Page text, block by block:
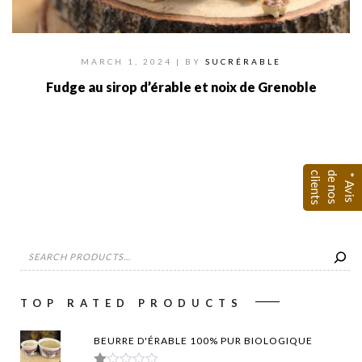
*
A
v
i
s
d e
n
o
s
c l
i
e
n
t
s
MARCH 1, 2024 | BY SUCRÉRABLE
Fudge au sirop d’érable et noix de Grenoble
SEARCH
TOP RATED PRODUCTS
BEURRE D'ÉRABLE 100% PUR BIOLOGIQUE